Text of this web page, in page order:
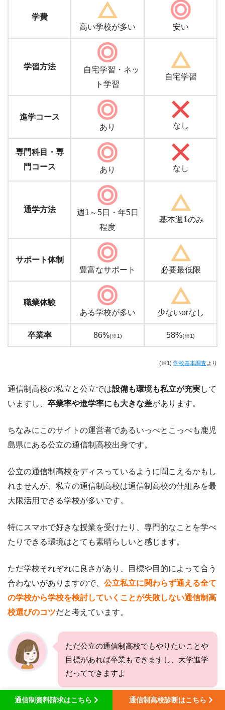
学費
高い学校が多い
安い
学習方法
自宅学習・ネッ
ト学習
自宅学習
進学コース
あり
なし
専門科目・専
門コース
あり なし
通学方法
週1～5日・年5日
程度
基本週1のみ
サポート体制
豊富なサポート
必要最低限
職業体験
ある学校が多い
少ないorなし
卒業率 86%(※1) 58%(※1)
(※1) 学校基本調査より
通信制高校の私立と公立では設備も環境も私立が充実して
いますし、 卒業率や進学率にも大きな差があります。
ちなみにこのサイトの運営者であるいっぺとこっぺも鹿児
島県にある公立の通信制高校出身です。
公立の通信制高校をディスっているように聞こえるかもし
れませんが、私立の通信制高校は通信制高校の仕組みを最
大限活用できる学校が多いです。
特にスマホで好きな授業を受けたり、専門的なことを学べ
たりできる環境はとても素晴らしいと感じます。
ただ学校それぞれに良さがあり、目標や目的によって合う
合わないがありますので、 公立私立に関わらず通える全て
の学校から学校を検討していくことが失敗しない通信制高
校選びのコツだと考えています。
ただ公立の通信制高校でもやりたいことや
目標があれば卒業もできますし、大学進学
だってできますよ
通信制資料請求はこちら 通信制高校診断はこちら